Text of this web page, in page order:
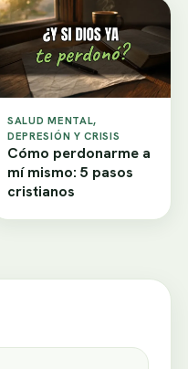
SALUD MENTAL,
DEPRESIÓN Y CRISIS
Cómo perdonarme a
mí mismo: 5 pasos
cristianos